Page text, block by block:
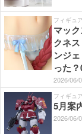
フィギュア
マッ
クネ
ンジ
った
2026/06/
フィギュア
5月案
2026/06/